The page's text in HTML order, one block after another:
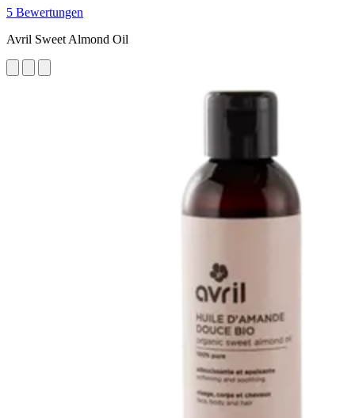
5 Bewertungen
Avril Sweet Almond Oil